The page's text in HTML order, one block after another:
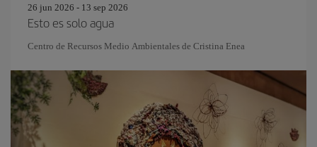
26 jun 2026 - 13 sep 2026
Esto es solo agua
Centro de Recursos Medio Ambientales de Cristina Enea